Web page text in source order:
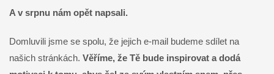
A v srpnu nám opět napsali.
Domluvili jsme se spolu, že jejich e-mail budeme sdílet na
našich stránkách. Věříme, že Tě bude inspirovat a dodá